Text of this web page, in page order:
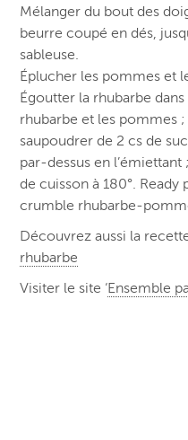
Mélanger du bout des
beurre coupé en dés,
sableuse.
Éplucher les pommes et
Égoutter la rhubarbe
rhubarbe et les pommes
saupoudrer de 2 cs de
par-dessus en
de cuisson à 180°.
crumble rhubarbe-
Découvrez aussi la
rhubarbe
Visiter le site ‘Ensemble